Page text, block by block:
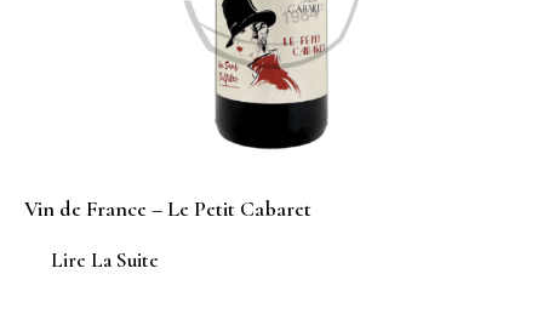
Vin de France – Le Petit Cabaret
Lire La Suite